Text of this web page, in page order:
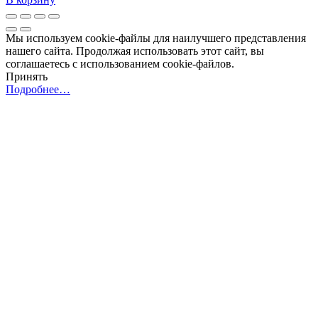
Мы используем cookie-файлы для наилучшего представления
нашего сайта. Продолжая использовать этот сайт, вы
соглашаетесь с использованием cookie-файлов.
Принять
Подробнее…